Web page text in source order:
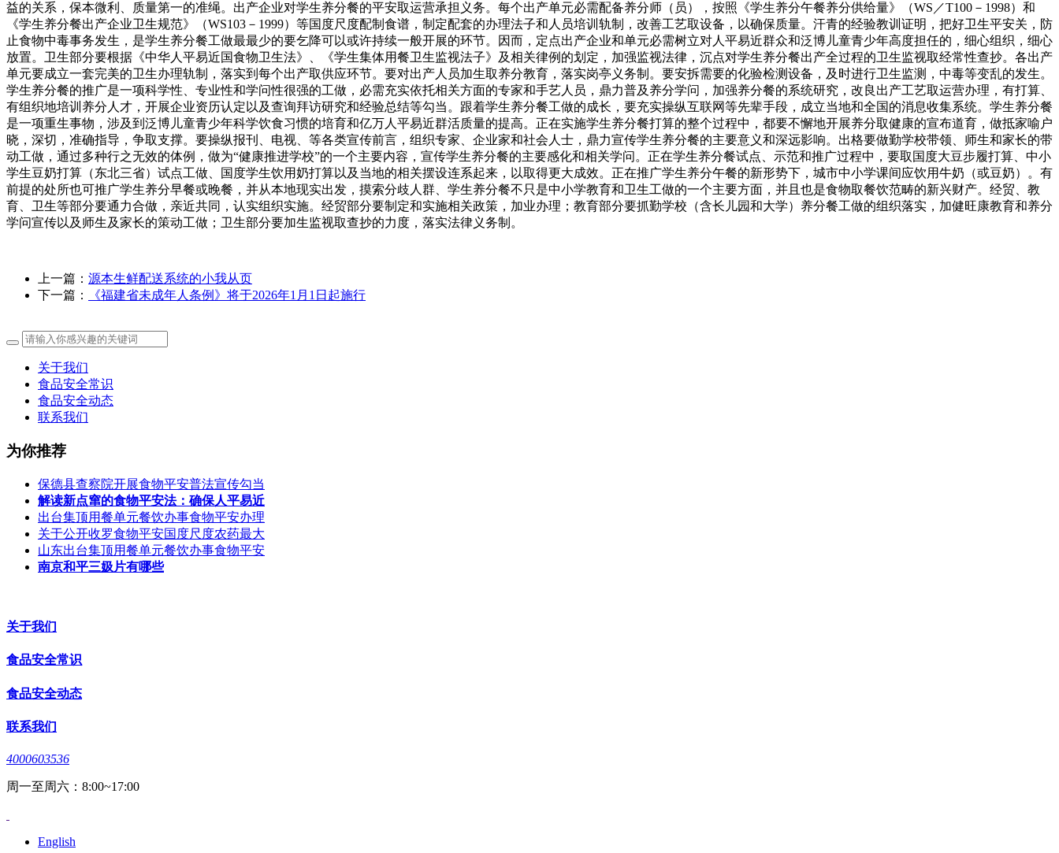
益的关系，保本微利、质量第一的准绳。出产企业对学生养分餐的平安取运营承担义务。每个出产单元必需配备养分师（员），按照《学生养分午餐养分供给量》（WS／T100－1998）和
《学生养分餐出产企业卫生规范》（WS103－1999）等国度尺度配制食谱，制定配套的办理法子和人员培训轨制，改善工艺取设备，以确保质量。汗青的经验教训证明，把好卫生平安关，防
止食物中毒事务发生，是学生养分餐工做最最少的要乞降可以或许持续一般开展的环节。因而，定点出产企业和单元必需树立对人平易近群众和泛博儿童青少年高度担任的，细心组织，细心
放置。卫生部分要根据《中华人平易近国食物卫生法》、《学生集体用餐卫生监视法子》及相关律例的划定，加强监视法律，沉点对学生养分餐出产全过程的卫生监视取经常性查抄。各出产
单元要成立一套完美的卫生办理轨制，落实到每个出产取供应环节。要对出产人员加生取养分教育，落实岗亭义务制。要安拆需要的化验检测设备，及时进行卫生监测，中毒等变乱的发生。
学生养分餐的推广是一项科学性、专业性和学问性很强的工做，必需充实依托相关方面的专家和手艺人员，鼎力普及养分学问，加强养分餐的系统研究，改良出产工艺取运营办理，有打算、
有组织地培训养分人才，开展企业资历认定以及查询拜访研究和经验总结等勾当。跟着学生养分餐工做的成长，要充实操纵互联网等先辈手段，成立当地和全国的消息收集系统。学生养分餐
是一项重生事物，涉及到泛博儿童青少年科学饮食习惯的培育和亿万人平易近群活质量的提高。正在实施学生养分餐打算的整个过程中，都要不懈地开展养分取健康的宣布道育，做抵家喻户
晓，深切，准确指导，争取支撑。要操纵报刊、电视、等各类宣传前言，组织专家、企业家和社会人士，鼎力宣传学生养分餐的主要意义和深远影响。出格要做勤学校带领、师生和家长的带
动工做，通过多种行之无效的体例，做为“健康推进学校”的一个主要内容，宣传学生养分餐的主要感化和相关学问。正在学生养分餐试点、示范和推广过程中，要取国度大豆步履打算、中小
学生豆奶打算（东北三省）试点工做、国度学生饮用奶打算以及当地的相关摆设连系起来，以取得更大成效。正在推广学生养分午餐的新形势下，城市中小学课间应饮用牛奶（或豆奶）。有
前提的处所也可推广学生养分早餐或晚餐，并从本地现实出发，摸索分歧人群、学生养分餐不只是中小学教育和卫生工做的一个主要方面，并且也是食物取餐饮范畴的新兴财产。经贸、教
育、卫生等部分要通力合做，亲近共同，认实组织实施。经贸部分要制定和实施相关政策，加业办理；教育部分要抓勤学校（含长儿园和大学）养分餐工做的组织落实，加健旺康教育和养分
学问宣传以及师生及家长的策动工做；卫生部分要加生监视取查抄的力度，落实法律义务制。
上一篇： 源本生鲜配送系统的小我从页
下一篇：
《福建省未成年人条例》将于2026年1月1日起施行
关于我们
食品安全常识
食品安全动态
联系我们
为你推荐
保德县查察院开展食物平安普法宣传勾当
解读新点窜的食物平安法：确保人平易近
出台集顶用餐单元餐饮办事食物平安办理
关于公开收罗食物平安国度尺度农药最大
山东出台集顶用餐单元餐饮办事食物平安
南京和平三㚫片有哪些
关于我们
食品安全常识
食品安全动态
联系我们
4000603536
周一至周六：8:00~17:00
English